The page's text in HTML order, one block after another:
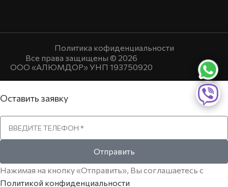
Все права защищены © 2026
ООО «АЛЮМДОР» УНП 193750920
Политика кофиденциальности
Оставить заявку
Отправить
Нажимая на кнопку «Отправить», Вы соглашаетесь с
Политикой конфиденциальности